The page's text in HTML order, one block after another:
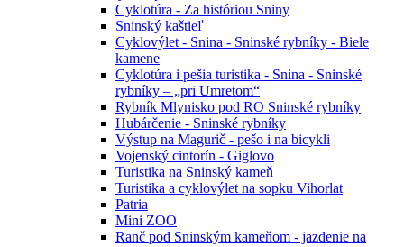
Cyklotúra - Za históriou Sniny
Sninský kaštieľ
Cyklovýlet - Snina - Sninské rybníky - Biele
kamene
Cyklotúra i pešia turistika - Snina - Sninské
rybníky – „pri Umretom“
Rybník Mlynisko pod RO Sninské rybníky
Hubárčenie - Sninské rybníky
Výstup na Magurič - pešo i na bicykli
Vojenský cintorín - Giglovo
Turistika na Sninský kameň
Turistika a cyklovýlet na sopku Vihorlat
Patria
Mini ZOO
Ranč pod Sninským kameňom - jazdenie na